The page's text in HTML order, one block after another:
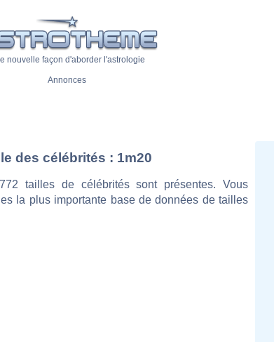
nouvelle façon d'aborder l'astrologie
Annonces
des célébrités : 1m20
tailles de célébrités sont présentes. Vous
la plus importante base de données de tailles